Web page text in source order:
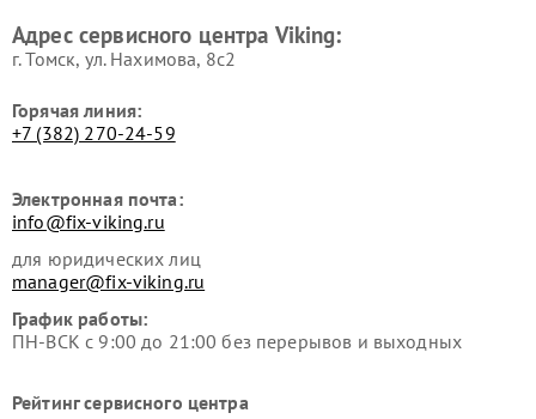
Адрес сервисного центра Viking:
г. Томск, ул. Нахимова, 8с2
Горячая линия:
+7 (382) 270-24-59
Электронная почта:
info@fix-viking.ru
для юридических лиц
manager@fix-viking.ru
График работы:
ПН-ВСК с 9:00 до 21:00 без перерывов и выходных
Рейтинг сервисного центра